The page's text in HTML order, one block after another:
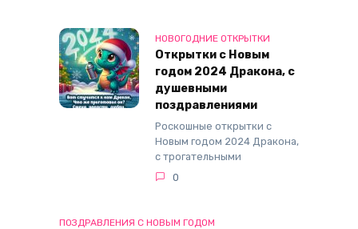
НОВОГОДНИЕ ОТКРЫТКИ
Открытки с Новым
годом 2024 Дракона, с
душевными
поздравлениями
Роскошные открытки с
Новым годом 2024 Дракона,
с трогательными
0
ПОЗДРАВЛЕНИЯ С НОВЫМ ГОДОМ